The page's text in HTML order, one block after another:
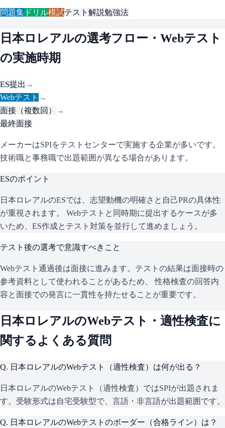
問題集 ドリル模試テスト解説勉強法
日本ロレアルの選考フロー・Webテスト
の実施時期
ES提出 →
Webテスト →
面接（複数回）
→
最終面接
メーカーはSPIをテストセンターで実施する企業が多いです。
技術職と事務職で出題範囲が異なる場合があります。
ESのポイント
日本ロレアルのESでは、志望動機の明確さと自己PRの具体性
が重視されます。 Webテストと同時期に提出するケースが多
いため、ES作成とテスト対策を並行して進めましょう。
テスト後の選考で意識すべきこと
Webテスト通過後は面接に進みます。テストの結果は面接時の
参考資料として使われることがあるため、 性格検査の回答内
容と面接での発言に一貫性を持たせることが重要です。
日本ロレアルのWebテスト・適性検査に
関するよくある質問
Q. 日本ロレアルのWebテスト（適性検査）は何が出る？
日本ロレアルのWebテスト（適性検査）ではSPIが出題されま
す。受験形式は自宅受験型で、言語・非言語が出題範囲です。
Q. 日本ロレアルのWebテストのボーダー（合格ライン）は？